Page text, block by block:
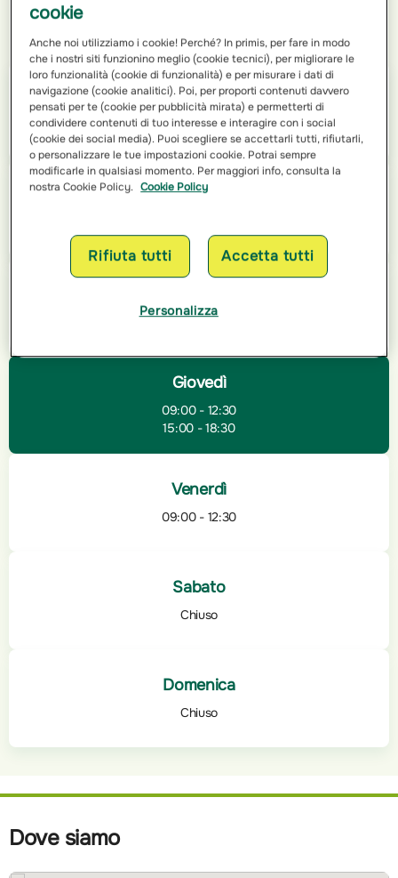
Orari di apertura
Lunedì
09:00 - 12:30
15:00 - 18:30
Martedì
15:00 - 18:30
Mercoledì
09:00 - 12:30
Giovedì
09:00 - 12:30
15:00 - 18:30
Venerdì
09:00 - 12:30
Sabato
Chiuso
Domenica
Chiuso
Dove siamo
cookie
Anche noi utilizziamo i cookie! Perché? In primis, per fare in modo
che i nostri siti funzionino meglio (cookie tecnici), per migliorare le
loro funzionalità (cookie di funzionalità) e per misurare i dati di
navigazione (cookie analitici). Poi, per proporti contenuti davvero
pensati per te (cookie per pubblicità mirata) e permetterti di
condividere contenuti di tuo interesse e interagire con i social
(cookie dei social media). Puoi scegliere se accettarli tutti, rifiutarli,
o personalizzare le tue impostazioni cookie. Potrai sempre
modificarle in qualsiasi momento. Per maggiori info, consulta la
nostra Cookie Policy. Cookie Policy
Rifiuta tutti Accetta tutti
Personalizza